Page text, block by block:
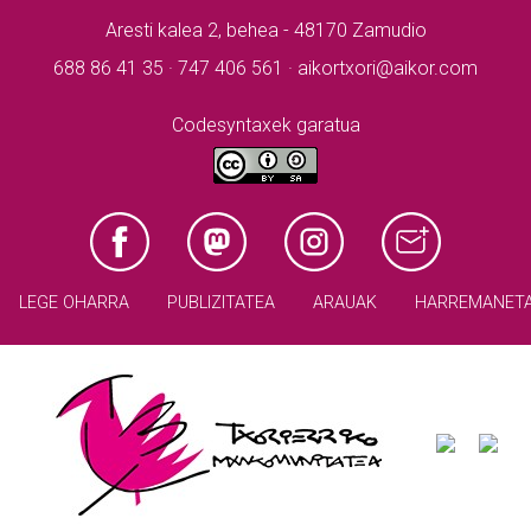
Aresti kalea 2, behea - 48170 Zamudio
688 86 41 35 · 747 406 561 · aikortxori@aikor.com
Codesyntaxek garatua
LEGE OHARRA PUBLIZITATEA ARAUAK